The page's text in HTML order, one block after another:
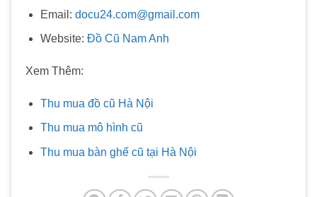
Email: docu24.com@gmail.com
Website: Đồ Cũ Nam Anh
Xem Thêm:
Thu mua đồ cũ Hà Nội
Thu mua mô hình cũ
Thu mua bàn ghế cũ tại Hà Nội